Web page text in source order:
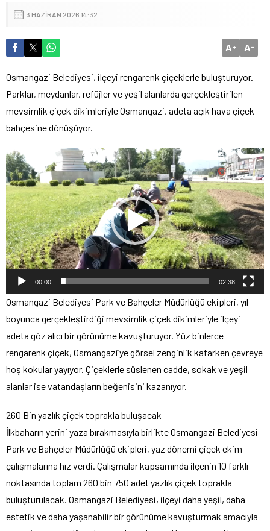
3 HAZIRAN 2026 14:32
A+ A-
Osmangazi Belediyesi, ilçeyi rengarenk çiçeklerle buluşturuyor.
Parklar, meydanlar, refüjler ve yeşil alanlarda gerçekleştirilen
mevsimlik çiçek dikimleriyle Osmangazi, adeta açık hava çiçek
bahçesine dönüşüyor.
Video
oynatıcı
00:00 02:38
Osmangazi Belediyesi Park ve Bahçeler Müdürlüğü ekipleri, yıl
boyunca gerçekleştirdiği mevsimlik çiçek dikimleriyle ilçeyi
adeta göz alıcı bir görünüme kavuşturuyor. Yüz binlerce
rengarenk çiçek, Osmangazi’ye görsel zenginlik katarken çevreye
hoş kokular yayıyor. Çiçeklerle süslenen cadde, sokak ve yeşil
alanlar ise vatandaşların beğenisini kazanıyor.
260 Bin yazlık çiçek toprakla buluşacak
İlkbaharın yerini yaza bırakmasıyla birlikte Osmangazi Belediyesi
Park ve Bahçeler Müdürlüğü ekipleri, yaz dönemi çiçek ekim
çalışmalarına hız verdi. Çalışmalar kapsamında ilçenin 10 farklı
noktasında toplam 260 bin 750 adet yazlık çiçek toprakla
buluşturulacak. Osmangazi Belediyesi, ilçeyi daha yeşil, daha
estetik ve daha yaşanabilir bir görünüme kavuşturmak amacıyla